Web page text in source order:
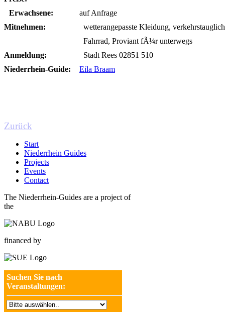
Erwachsene:
auf Anfrage
Mitnehmen:
wetterangepasste Kleidung,
Fahrrad, Proviant fÃ¼r unterwegs
Anmeldung:
Stadt Rees 02851 510
Niederrhein-Guide:
Eila Braam
Zurück
Start
Niederrhein Guides
Projects
Events
Contact
The Niederrhein-Guides are a project of
the
financed by
Suchen Sie nach
Veranstaltungen: